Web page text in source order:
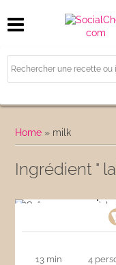
Home » milk
Ingrédient "
13 min 4